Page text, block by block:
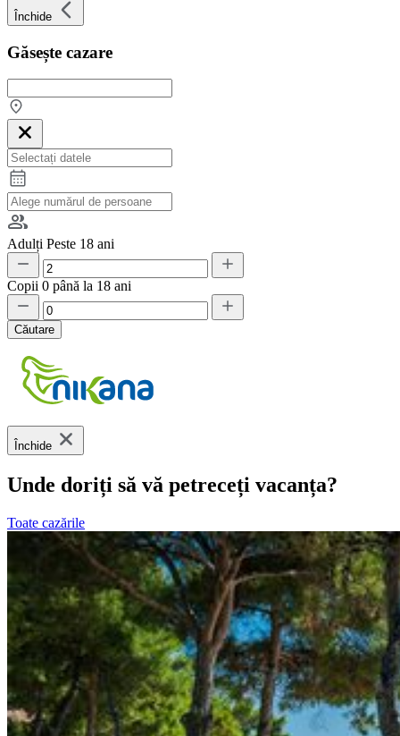
Închide
Găsește cazare
Adulți Peste 18 ani
Copii 0 până la 18 ani
Căutare
Închide
Unde doriți să vă petreceți vacanța?
Toate cazările